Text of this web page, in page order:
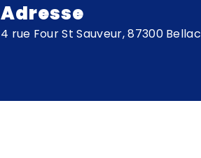
Adresse
4 rue Four St Sauveur, 87300 Bellac